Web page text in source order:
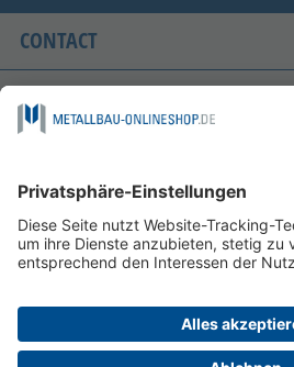
CONTACT
ONZE LANDEN VAN LEVERING
FOLGEN SIE UNS AUF
BETAALMOGELIJKHEDEN